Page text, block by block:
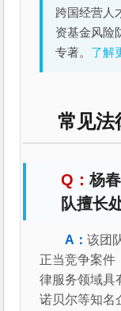
跨国经营人
资基金风险
专著。 了解
常见法
杨
队擅长
该团
正当竞争案件
律服务领域具
诺贝尔等知名